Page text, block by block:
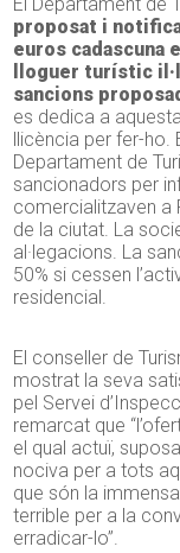
El Departament de
proposat i
euros cadascuna
lloguer turístic
sancions
es dedica a
llicència per fer-ho.
Departament de
sancionadors per
comercialitzaven a
de la ciutat. La
al·legacions. La
50% si cessen
residencial.
El conseller de
mostrat la seva
pel Servei
remarcat que
el qual actuï,
nociva per a tots
que són la
terrible per a la
erradicar-lo”.